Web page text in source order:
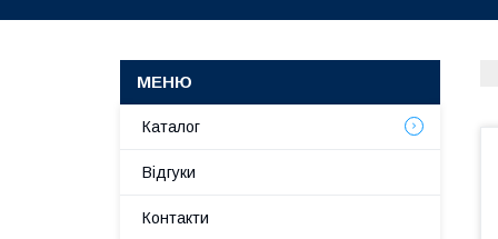
Каталог
Відгуки
Контакти